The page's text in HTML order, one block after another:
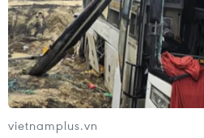
11/10/2019 04:13
Ngoài nguy cơ chính trị trong
mặt với bốn thất bại lớn về
đàm phán thương mại Mỹ-
Arabia bị tấn công và Mỹ rút
vietnamplus.vn